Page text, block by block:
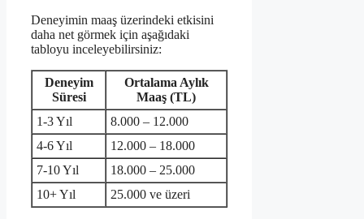
Deneyimin maaş üzerindeki etkisini
daha net görmek için aşağıdaki
tabloyu inceleyebilirsiniz:
Deneyim
Süresi
Ortalama Aylık
Maaş (TL)
1-3 Yıl
8.000 – 12.000
4-6 Yıl
12.000 – 18.000
7-10 Yıl
18.000 – 25.000
10+ Yıl
25.000 ve üzeri